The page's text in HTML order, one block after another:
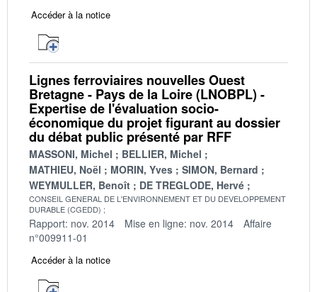
Accéder à la notice
Lignes ferroviaires nouvelles Ouest
Bretagne - Pays de la Loire (LNOBPL) -
Expertise de l'évaluation socio-
économique du projet figurant au dossier
du débat public présenté par RFF
MASSONI, Michel
BELLIER, Michel
MATHIEU, Noël
MORIN, Yves
SIMON, Bernard
WEYMULLER, Benoît
DE TREGLODE, Hervé
CONSEIL GENERAL DE L'ENVIRONNEMENT ET DU DEVELOPPEMENT
DURABLE (CGEDD)
Rapport: nov. 2014 Mise en ligne: nov. 2014
Affaire
n°009911-01
Accéder à la notice